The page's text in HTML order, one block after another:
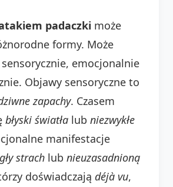
padaczki może
formy. Może
emocjonalnie
Objawy sensoryczne to
zapachy. Czasem
błyski światła lub niezwykłe
manifestacje
strach lub nieuzasadnioną
doświadczają déjà vu,